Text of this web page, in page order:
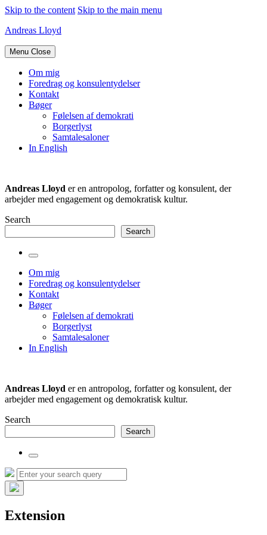
Skip to the content Skip to the main menu
Andreas Lloyd
Menu Close
Om mig
Foredrag og konsulentydelser
Kontakt
Bøger
Følelsen af demokrati
Borgerlyst
Samtalesaloner
In English
Andreas Lloyd er en antropolog, forfatter og konsulent, der
arbejder med engagement og demokratisk kultur.
Search
Search
Toggle
the
search
field
Om mig
Foredrag og konsulentydelser
Kontakt
Bøger
Følelsen af demokrati
Borgerlyst
Samtalesaloner
In English
Andreas Lloyd er en antropolog, forfatter og konsulent, der
arbejder med engagement og demokratisk kultur.
Search
Search
Toggle
the
search
Search
for:
Search
Hide
search
Extension